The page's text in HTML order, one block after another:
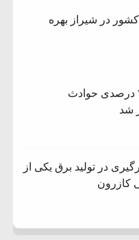
کشور در شیراز بهره
فرهنگ سازی منجر به کاهش ۳۸ درصدی حوادث
شد
در تولید برق یکی از
کازرون